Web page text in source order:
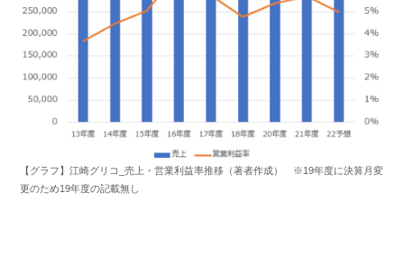
【グラフ】江崎グリコ_売上・営業利益率推移（著者作成） ※19年度に決算月変
更のため19年度の記載無し